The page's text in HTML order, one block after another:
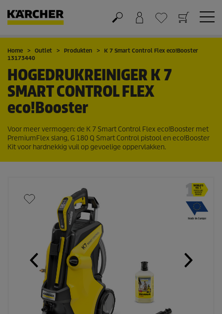
Winkelwagen
Wensenlijstje
Home Outlet Produkten K 7 Smart Control Flex eco!Booster
13173440
HOGEDRUKREINIGER K 7
SMART CONTROL FLEX
eco!Booster
Voor meer vermogen: de K 7 Smart Control Flex eco!Booster met
PremiumFlex slang, G 180 Q Smart Control pistool eneco!Booster
Kit voor hardnekkig vuil op gevoelige oppervlakken.